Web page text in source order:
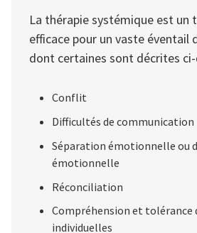
La thérapie systémique est un
efficace pour un vaste éventail
dont certaines sont décrites ci-
Conflit
Difficultés de communication
Séparation émotionnelle ou
émotionnelle
Réconciliation
Compréhension et tolérance
individuelles